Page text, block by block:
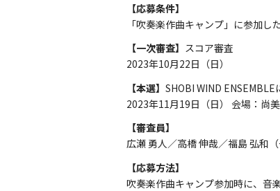
【応募条件】
「吹奏楽作曲キャンプ」に参加し
【一次審査】 スコア審査
2023年10月22日（日）
【本選】 SHOBI WIND
2023年11月19日（日） 会場：尚
【審査員】
広瀬 勇人／高橋 伸哉／福島 弘和
【応募方法】
吹奏楽作曲キャンプ参加時に、音